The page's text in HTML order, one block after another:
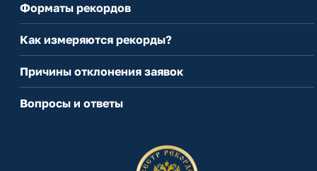
Форматы рекордов
Как измеряются рекорды?
Причины отклонения заявок
Вопросы и ответы